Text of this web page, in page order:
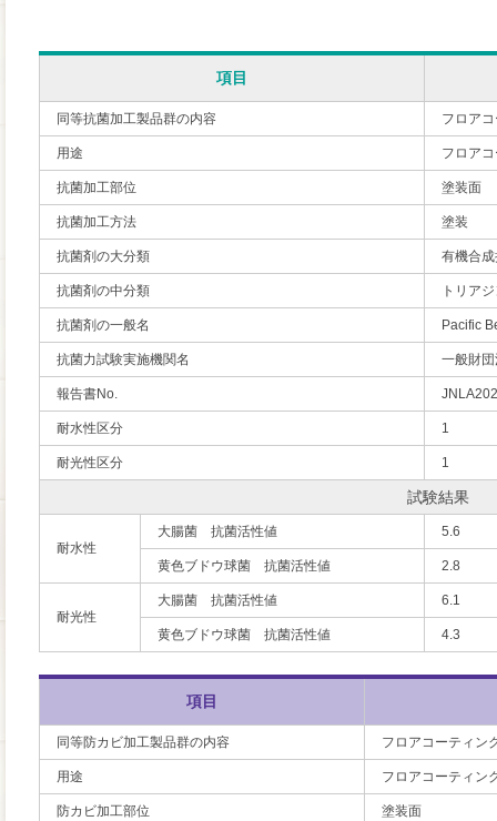
項目
同等抗菌加工製品群の内容 フロア
用途 フロア
抗菌加工部位 塗装面
抗菌加工方法 塗装
抗菌剤の大分類 有機合
抗菌剤の中分類 トリア
抗菌剤の一般名 Pacific
抗菌力試験実施機関名 一般財
報告書No.
耐水性区分 1
耐光性区分 1
試験結果
耐水性
大腸菌 抗菌活性値 5.6
黄色ブドウ球菌 抗菌活性値 2.8
耐光性
大腸菌 抗菌活性値 6.1
黄色ブドウ球菌 抗菌活性値 4.3
項目
同等防カビ加工製品群の内容 フロアコーティン
用途 フロアコーティン
防カビ加工部位 塗装面